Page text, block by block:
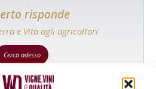
risponde
e Vita agli agricoltori
Cerca adesso